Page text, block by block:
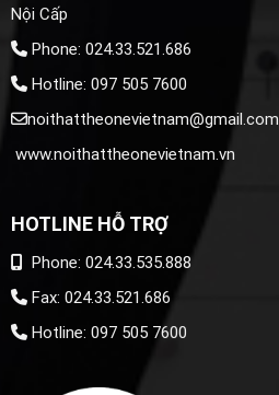
Nội Cấp
Phone: 024.33.521.686
Hotline: 097 505 7600
noithattheonevietnam@gmail.com
www.noithattheonevietnam.vn
HOTLINE HỖ TRỢ
Phone: 024.33.535.888
Fax: 024.33.521.686
Hotline: 097 505 7600